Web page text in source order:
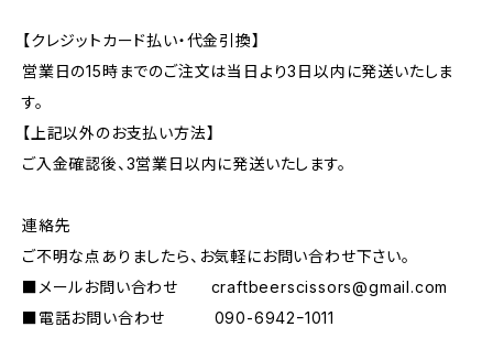
【クレジットカード払い・代金引換】
営業日の15時までのご注文は当日より3日以内に発送いたしま
す。
【上記以外のお支払い方法】
ご入金確認後、3営業日以内に発送いたします。
連絡先
ご不明な点ありましたら、お気軽にお問い合わせ下さい。
■メールお問い合わせ craftbeerscissors@gmail.com
■電話お問い合わせ 090-6942ｰ1011